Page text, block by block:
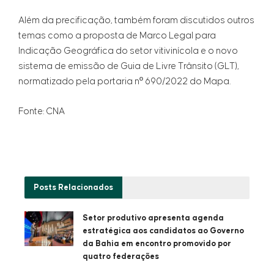
Além da precificação, também foram discutidos outros
temas como a proposta de Marco Legal para
Indicação Geográfica do setor vitivinícola e o novo
sistema de emissão de Guia de Livre Trânsito (GLT),
normatizado pela portaria nº 690/2022 do Mapa.
Fonte: CNA
Posts Relacionados
Setor produtivo apresenta agenda
estratégica aos candidatos ao Governo
da Bahia em encontro promovido por
quatro federações